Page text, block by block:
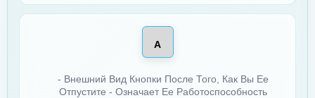
A
- Внешний Вид Кнопки После Того, Как Вы Ее
Отпустите - Означает Ее Работоспособность